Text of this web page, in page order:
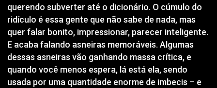
querendo subverter até o dicionário. O cúmulo do
ridículo é essa gente que não sabe de nada, mas
quer falar bonito, impressionar, parecer inteligente.
E acaba falando asneiras memoráveis. Algumas
dessas asneiras vão ganhando massa crítica, e
quando você menos espera, lá está ela, sendo
usada por uma quantidade enorme de imbecis – e